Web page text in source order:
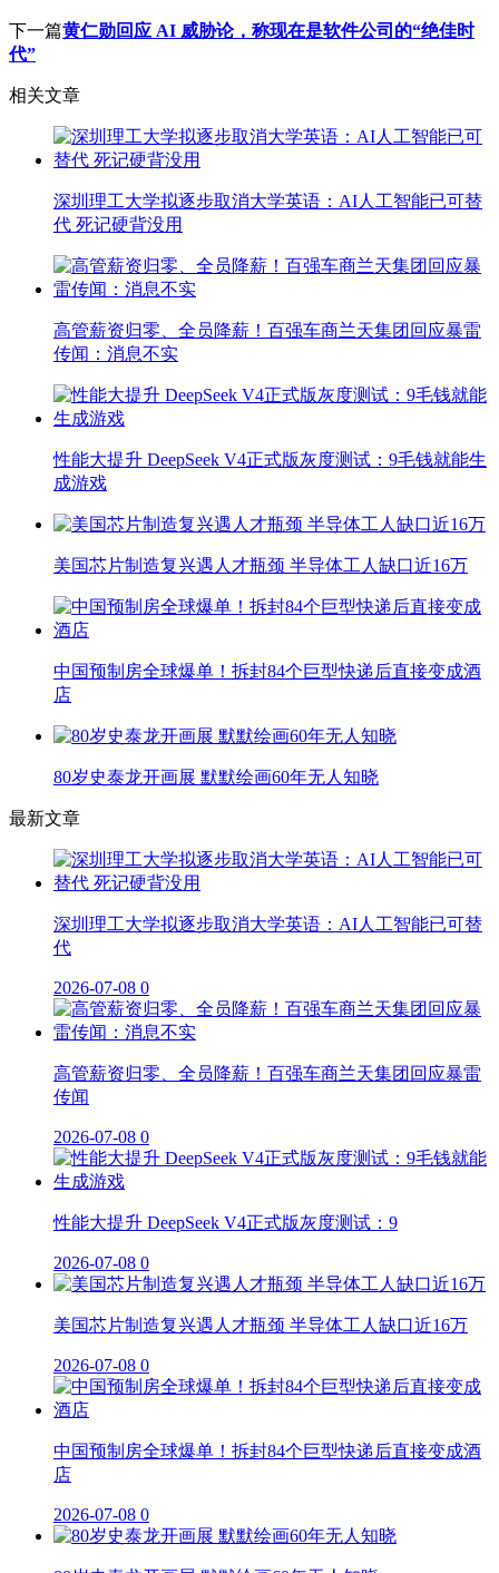
下一篇黄仁勋回应 AI 威胁论，称现在是软件公司的“绝佳时
代”
相关文章
深圳理工大学拟逐步取消大学英语：AI人工智能已可替
代 死记硬背没用
高管薪资归零、全员降薪！百强车商兰天集团回应暴雷
传闻：消息不实
性能大提升 DeepSeek V4正式版灰度测试：9毛钱就能生
成游戏
美国芯片制造复兴遇人才瓶颈 半导体工人缺口近16万
中国预制房全球爆单！拆封84个巨型快递后直接变成酒
店
80岁史泰龙开画展 默默绘画60年无人知晓
最新文章
深圳理工大学拟逐步取消大学英语：AI人工智能已可替
代
2026-07-08 0
高管薪资归零、全员降薪！百强车商兰天集团回应暴雷
传闻
2026-07-08 0
性能大提升 DeepSeek V4正式版灰度测试：9
2026-07-08 0
美国芯片制造复兴遇人才瓶颈 半导体工人缺口近16万
2026-07-08 0
中国预制房全球爆单！拆封84个巨型快递后直接变成酒
店
2026-07-08 0